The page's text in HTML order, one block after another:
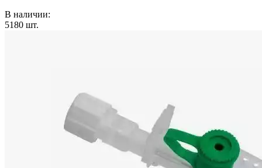
В наличии:
5180 шт.